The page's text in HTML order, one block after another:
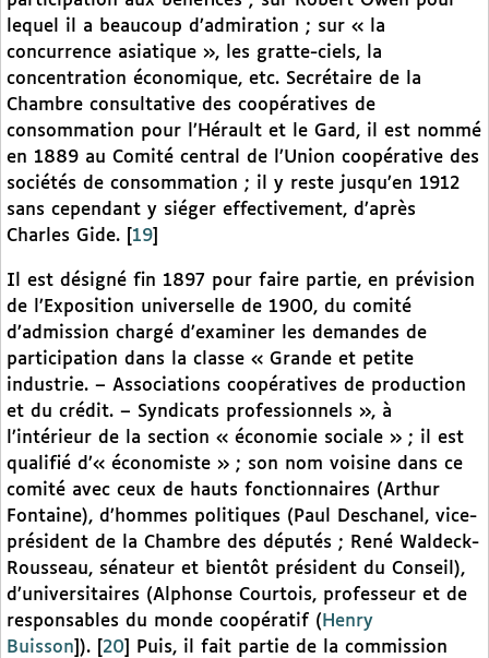
lequel il a beaucoup d’admiration ; sur « la
concurrence asiatique », les gratte-ciels, la
concentration économique, etc. Secrétaire de la
Chambre consultative des coopératives de
consommation pour l’Hérault et le Gard, il est nommé
en 1889 au Comité central de l’Union coopérative des
sociétés de consommation ; il y reste jusqu’en 1912
sans cependant y siéger effectivement, d’après
Charles Gide.
19
Il est désigné fin 1897 pour faire partie, en prévision
de l’Exposition universelle de 1900, du comité
d’admission chargé d’examiner les demandes de
participation dans la classe « Grande et petite
industrie. – Associations coopératives de production
et du crédit. – Syndicats professionnels », à
l’intérieur de la section « économie sociale » ; il est
qualifié d’« économiste » ; son nom voisine dans ce
comité avec ceux de hauts fonctionnaires (Arthur
Fontaine), d’hommes politiques (Paul Deschanel, vice-
président de la Chambre des députés ; René Waldeck-
Rousseau, sénateur et bientôt président du Conseil),
d’universitaires (Alphonse Courtois, professeur et de
responsables du monde coopératif ( Henry
Buisson ]). 20
Puis, il fait partie de la commission